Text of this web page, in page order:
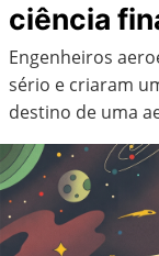
ciência
Engenheiros
sério e criaram
destino de uma